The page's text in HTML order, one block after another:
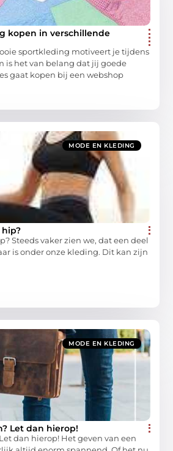
kopen in verschillende
sportkleding motiveert je tijdens
is het van belang dat jij goede
gaat kopen bij een webshop
MODE EN KLEDING
Steeds vaker zien we, dat een deel
is onder onze kleding. Dit kan zijn
MODE EN KLEDING
Let dan hierop!
dan hierop! Het geven van een